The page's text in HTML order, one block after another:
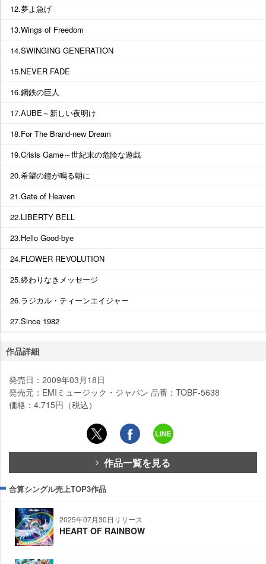
12.夢よ急げ
13.Wings of Freedom
14.SWINGING GENERATION
15.NEVER FADE
16.鋼鉄の巨人
17.AUBE～新しい夜明け
18.For The Brand-new Dream
19.Crisis Game～世紀末の危険な遊戯
20.希望の鐘が鳴る朝に
21.Gate of Heaven
22.LIBERTY BELL
23.Hello Good-bye
24.FLOWER REVOLUTION
25.終わりなきメッセージ
26.ラジカル・ティーンエイジャー
27.Since 1982
作品詳細
発売日：2009年03月18日
発売元：EMIミュージック・ジャパン 品番：TOBF-5638
価格：4,715円（税込）
作品一覧を見る
合算シングル売上TOP3作品
2025年07月30日リリース
HEART OF RAINBOW